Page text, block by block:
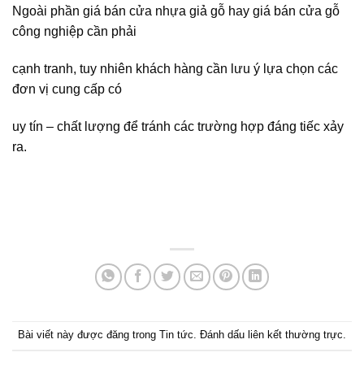
Ngoài phần giá bán cửa nhựa giả gỗ hay giá bán cửa gỗ
công nghiệp cần phải
cạnh tranh, tuy nhiên khách hàng cần lưu ý lựa chọn các
đơn vị cung cấp có
uy tín – chất lượng để tránh các trường hợp đáng tiếc xảy
ra.
Bài viết này được đăng trong Tin tức . Đánh dấu liên kết thường trực